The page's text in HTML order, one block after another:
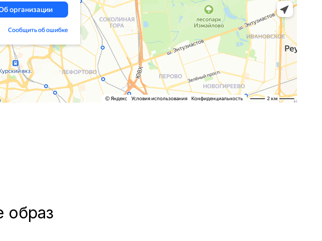
образ